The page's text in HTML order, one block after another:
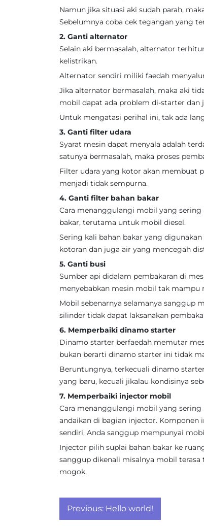
Namun jika situasi aki sudah parah,
Sebelumnya coba cek tegangan yang
2. Ganti alternator
Selain aki bermasalah, alternator
kelistrikan.
Alternator sendiri miliki faedah
Jika alternator bermasalah, maka aki
mobil dapat ada problem di-starter
Untuk mengatasi perihal ini, tak ada
3. Ganti filter udara
Syarat mesin dapat menyala adalah
satunya bermasalah, maka proses
Filter udara yang kotor akan membuat
menjadi tidak sempurna.
4. Ganti filter bahan bakar
Cara menanggulangi mobil yang
bakar, terutama untuk mobil diesel.
Sering kali bahan bakar yang
kotoran dan juga air yang mencegah
5. Ganti busi
Sumber api didalam pembakaran di
menyebabkan mesin mobil tak mampu
Mobil sebenarnya selamanya sanggup
silinder tidak dapat laksanakan
6. Memperbaiki dinamo starter
Dinamo starter berfaedah memutar
bukan berarti dinamo starter ini tidak
Beruntungnya, terkecuali dinamo
yang baru, kecuali jikalau kondisinya
7. Memperbaiki injector mobil
Cara menanggulangi mobil yang
andaikan di bagian injector. Komponen
sendiri, Anda sanggup mempunyai
Injector pilih suplai bahan bakar ke
sanggup dikenali misalnya mobil
mogok.
Post
Previous: Hello world!